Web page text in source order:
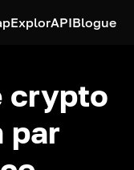
ExplorAPIBlogue
crypto
par